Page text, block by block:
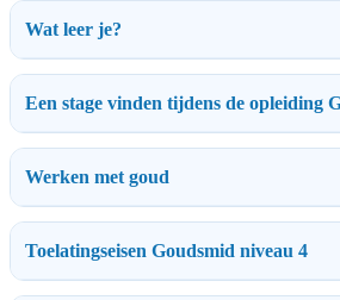
Wat leer je?
Een stage vinden tijdens de opleiding
Werken met goud
Toelatingseisen Goudsmid niveau 4